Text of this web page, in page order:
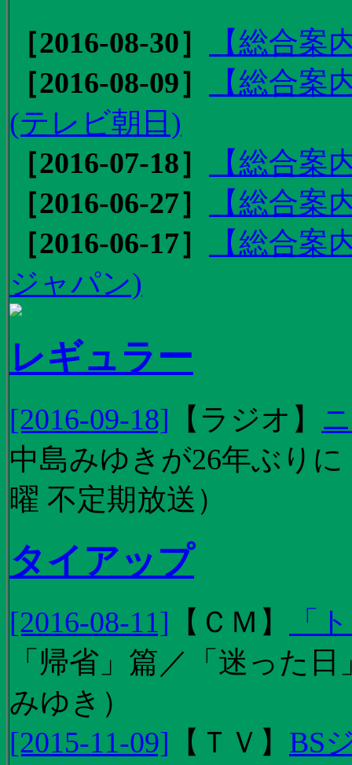
［2016-08-30］
【総合
［2016-08-09］
【総合
(テレビ朝日)
［2016-07-18］
【総合案
［2016-06-27］
【総合案
［2016-06-17］
【総合
ジャパン)
レギュラー
[2016-09-18] 【 ラジオ 】
中島みゆきが26年ぶり
曜 不定期放送）
タイアップ
[2016-08-11] 【 ＣＭ 】
「
「帰省」篇／「迷った
みゆき）
[2015-11-09] 【 ＴＶ 】 BS